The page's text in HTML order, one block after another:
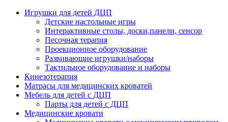
Игрушки для детей ДЦП
Детские настольные игры
Интерактивные столы, доски,панели, сенсор
Песочная терапия
Проекционное оборудование
Развивающие игрушки/наборы
Тактильное оборудование и наборы
Кинезотерапия
Матрасы для медицинских кроватей
Мебель для детей с ДЦП
Парты для детей с ДЦП
Медицинские кровати